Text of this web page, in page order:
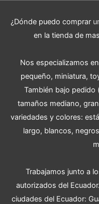
¿Dónde puedo comprar
en la tienda de
Nos especializamos
pequeño, miniatura,
También bajo pedido
tamaños mediano,
variedades y colores:
largo, blancos,
Trabajamos junto a
autorizados del
ciudades del Ecuador: